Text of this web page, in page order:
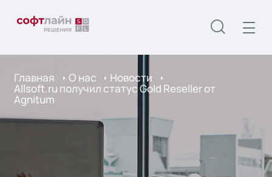
Главная О нас Новости
Allsoft.ru получил статус Gold Reseller от
Agnitum